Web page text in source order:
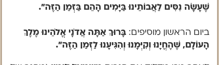
שֶׁעָשָׂה נִסִּים לַאֲבוֹתֵינוּ בַּיָּמִים הָהֵם בַּזְּמַן הַזֶּה”.
ביום הראשון מוסיפים: בָּרוּךְ אַתָּה אֲדֹנָי אֱלֹהֵינוּ מֶלֶךְ
הָעוֹלָם, שֶׁהֶחֱיָנוּ וְקִיְּמָנוּ וְהִגִּיעָנוּ לַזְּמַן הַזֶּה”.